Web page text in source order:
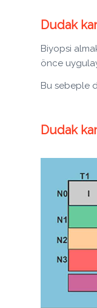
Dudak
Biyopsi
önce
Bu sebeple
Dudak